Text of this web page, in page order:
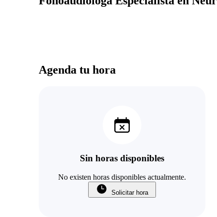
Agenda tu hora
Sin horas disponibles
No existen horas disponibles actualmente.
Solicitar hora